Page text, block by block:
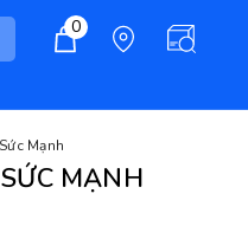
0
Mạnh
MẠNH